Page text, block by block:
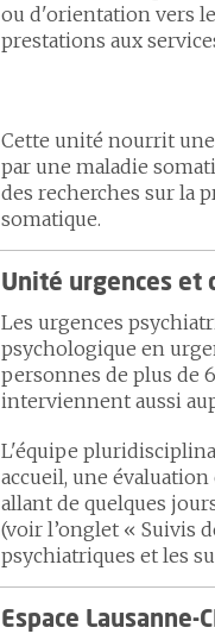
ou d'orientation vers
prestations aux
Cette unité nourrit
par une maladie
des recherches sur la
somatique.
Unité urgences et
Les urgences
psychologique en
personnes de plus de
interviennent aussi
L'équipe
accueil, une
allant de quelques
(voir l’onglet « Suivis
psychiatriques et les
Espace